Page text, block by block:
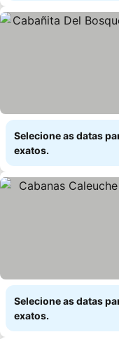
Selecione as datas
exatos.
Selecione as datas
exatos.